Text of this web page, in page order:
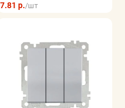
7.81 р./шт